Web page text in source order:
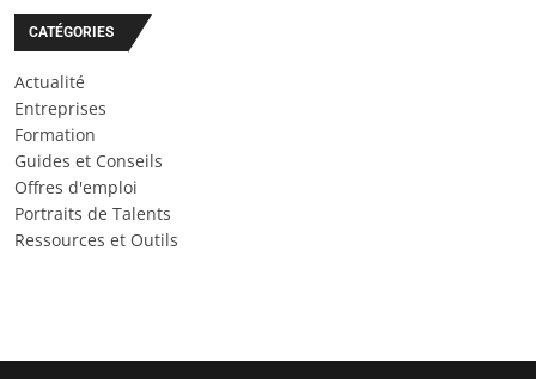
CATÉGORIES
Actualité
Entreprises
Formation
Guides et Conseils
Offres d'emploi
Portraits de Talents
Ressources et Outils